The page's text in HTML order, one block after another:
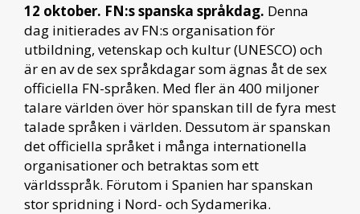
12 oktober. FN:s spanska språkdag. Denna
dag initierades av FN:s organisation för
utbildning, vetenskap och kultur (UNESCO) och
är en av de sex språkdagar som ägnas åt de sex
officiella FN-språken. Med fler än 400 miljoner
talare världen över hör spanskan till de fyra mest
talade språken i världen. Dessutom är spanskan
det officiella språket i många internationella
organisationer och betraktas som ett
världsspråk. Förutom i Spanien har spanskan
stor spridning i Nord- och Sydamerika.